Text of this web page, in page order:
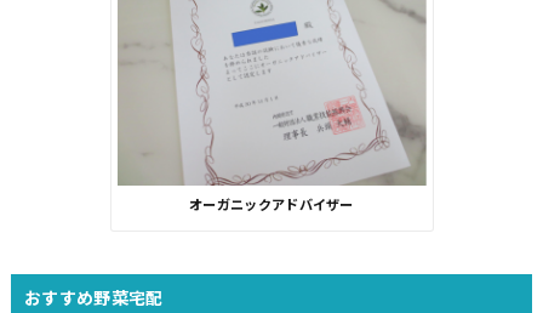
オーガニックアドバイザー
おすすめ野菜宅配